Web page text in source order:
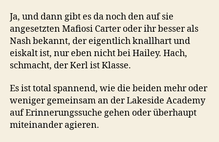
Ja, und dann gibt es da noch den auf sie
angesetzten Mafiosi Carter oder ihr besser als
Nash bekannt, der eigentlich knallhart und
eiskalt ist, nur eben nicht bei Hailey. Hach,
schmacht, der Kerl ist Klasse.
Es ist total spannend, wie die beiden mehr oder
weniger gemeinsam an der Lakeside Academy
auf Erinnerungssuche gehen oder überhaupt
miteinander agieren.